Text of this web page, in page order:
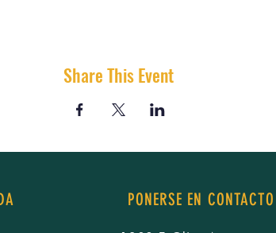
Share This Event
PONERSE EN CONTACTO